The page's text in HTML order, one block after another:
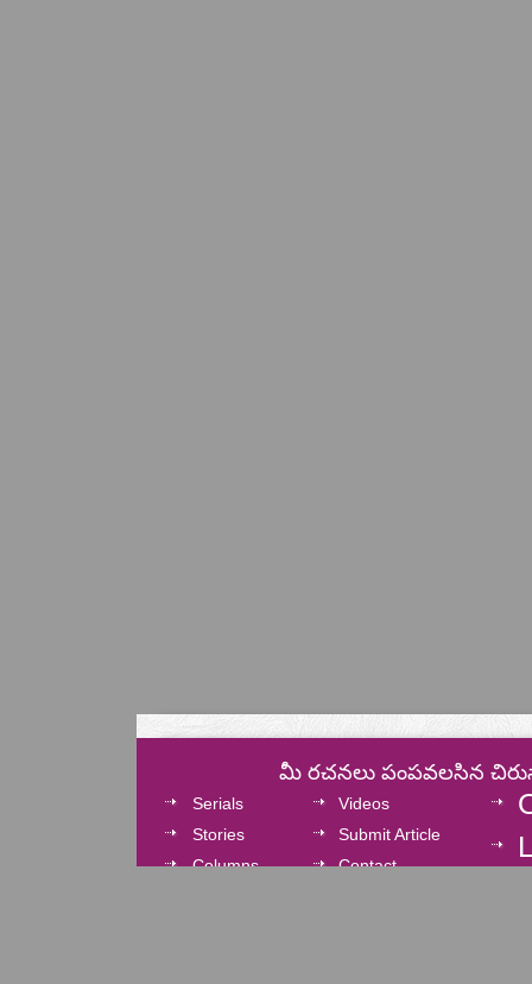
మీ రచనలు పంపవలసిన
Serials
Stories
Columns
Videos
Submit Article
Contact